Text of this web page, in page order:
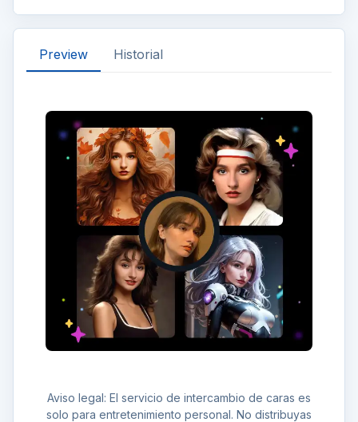
Preview Historial
Aviso legal: El servicio de intercambio de caras es
solo para entretenimiento personal. No distribuyas